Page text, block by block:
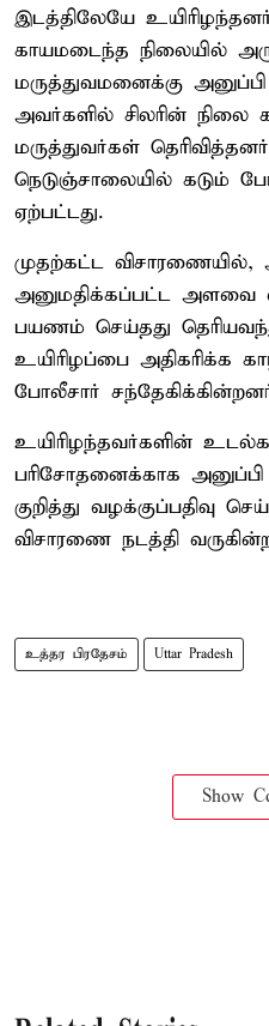
இடத்திலேயே
காயமடைந்த நிலையில்
மருத்துவமனைக்கு
அவர்களில் சிலரின் நிலை
மருத்துவர்கள்
நெடுஞ்சாலையில் கடும்
ஏற்பட்டது.
முதற்கட்ட
அனுமதிக்கப்பட்ட அளவை
பயணம் செய்தது
உயிரிழப்பை அதிகரிக்க
போலீசார்
உயிரிழந்தவர்களின்
பரிசோதனைக்காக
குறித்து வழக்குப்பதிவு
விசாரணை நடத்தி
உத்தர பிரதேசம் Uttar Pradesh
Show